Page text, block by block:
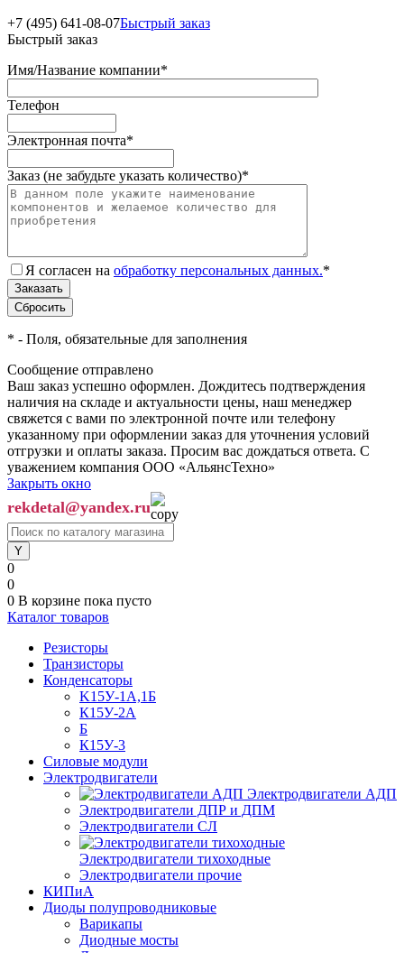
+7 (495) 641-08-07Быстрый заказ
Быстрый заказ
Имя/Название компании*
Телефон
Электронная почта*
Заказ (не забудьте указать количество)*
Я согласен на обработку персональных данных.*
* - Поля, обязательные для заполнения
Сообщение отправлено
Ваш заказ успешно оформлен. Дождитесь подтверждения
наличия на складе и актуальности цены, наш менеджер
свяжется с вами по электронной почте или телефону
указанному при оформлении заказ для уточнения условий
отгрузки и оплаты заказа. Просим вас дождаться ответа. С
уважением компания ООО «АльянсТехно»
Закрыть окно
rekdetal@yandex.ru
0
0
0 В корзине пока пусто
Каталог товаров
Резисторы
Транзисторы
Конденсаторы
K15У-1А,1Б
К15У-2А
Б
К15У-3
Силовые модули
Электродвигатели
Электродвигатели АДП
Электродвигатели ДПР и ДПМ
Электродвигатели СЛ
Электродвигатели тихоходные
Электродвигатели прочие
КИПиА
Диоды полупроводниковые
Варикапы
Диодные мосты